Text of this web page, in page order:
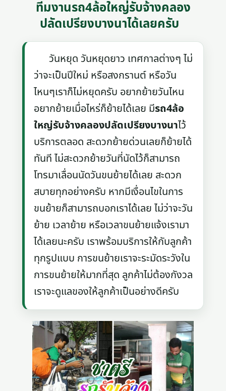
ทีมงานรถ4ล้อใหญ่รับจ้างคลอง
ปลัดเปรียงบางนาได้เลยครับ
วันหยุด วันหยุดยาว เทศกาลต่างๆ ไม่
ว่าจะเป็นปีใหม่ หรือสงกรานต์ หรือวัน
ไหนๆเราก็ไม่หยุดครับ อยากย้ายวันไหน
อยากย้ายเมื่อไหร่ก็ย้ายได้เลย มีรถ4ล้อ
ใหญ่รับจ้างคลองปลัดเปรียงบางนาไว้
บริการตลอด สะดวกย้ายด่วนเลยก็ย้ายได้
ทันที ไม่สะดวกย้ายวันที่นัดไว้ก็สามารถ
โทรมาเลื่อนนัดวันขนย้ายได้เลย สะดวก
สบายทุกอย่างครับ หากมีเงื่อนไขในการ
ขนย้ายก็สามารถบอกเราได้เลย ไม่ว่าจะวัน
ย้าย เวลาย้าย หรือเวลาขนย้ายแจ้งเรามา
ได้เลยนะครับ เราพร้อมบริการให้กับลูกค้า
ทุกรูปแบบ การขนย้ายเราจะระมัดระวังใน
การขนย้ายให้มากที่สุด ลูกค้าไม่ต้องกังวล
เราจะดูแลของให้ลูกค้าเป็นอย่างดีครับ